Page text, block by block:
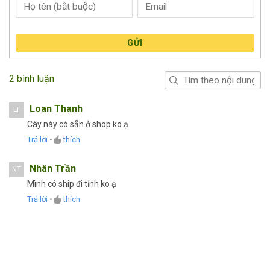
GỬI
2 bình luận
LT Loan Thanh
Cây này có sẵn ở shop ko ạ
Trả lời • thích
NT Nhân Trần
Mình có ship đi tỉnh ko ạ
Trả lời • thích